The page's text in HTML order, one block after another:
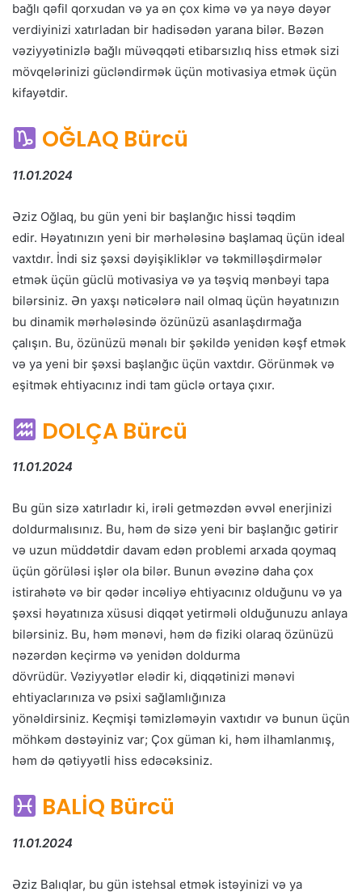
bağlı qəfil qorxudan və ya ən çox kimə və ya nəyə dəyər
verdiyinizi xatırladan bir hadisədən yarana bilər. Bəzən
vəziyyətinizlə bağlı müvəqqəti etibarsızlıq hiss etmək sizi
mövqelərinizi gücləndirmək üçün motivasiya etmək üçün
kifayətdir.
OĞLAQ Bürcü
11.01.2024
Əziz Oğlaq, bu gün yeni bir başlanğıc hissi təqdim
edir. Həyatınızın yeni bir mərhələsinə başlamaq üçün ideal
vaxtdır. İndi siz şəxsi dəyişikliklər və təkmilləşdirmələr
etmək üçün güclü motivasiya və ya təşviq mənbəyi tapa
bilərsiniz. Ən yaxşı nəticələrə nail olmaq üçün həyatınızın
bu dinamik mərhələsində özünüzü asanlaşdırmağa
çalışın. Bu, özünüzü mənalı bir şəkildə yenidən kəşf etmək
və ya yeni bir şəxsi başlanğıc üçün vaxtdır. Görünmək və
eşitmək ehtiyacınız indi tam güclə ortaya çıxır.
DOLÇA Bürcü
11.01.2024
Bu gün sizə xatırladır ki, irəli getməzdən əvvəl enerjinizi
doldurmalısınız. Bu, həm də sizə yeni bir başlanğıc gətirir
və uzun müddətdir davam edən problemi arxada qoymaq
üçün görüləsi işlər ola bilər. Bunun əvəzinə daha çox
istirahətə və bir qədər incəliyə ehtiyacınız olduğunu və ya
şəxsi həyatınıza xüsusi diqqət yetirməli olduğunuzu anlaya
bilərsiniz. Bu, həm mənəvi, həm də fiziki olaraq özünüzü
nəzərdən keçirmə və yenidən doldurma
dövrüdür. Vəziyyətlər elədir ki, diqqətinizi mənəvi
ehtiyaclarınıza və psixi sağlamlığınıza
yönəldirsiniz. Keçmişi təmizləməyin vaxtıdır və bunun üçün
möhkəm dəstəyiniz var; Çox güman ki, həm ilhamlanmış,
həm də qətiyyətli hiss edəcəksiniz.
BALİQ Bürcü
11.01.2024
Əziz Balıqlar, bu gün istehsal etmək istəyinizi və ya